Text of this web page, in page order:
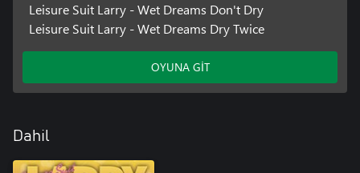
Leisure Suit Larry - Wet Dreams Don't Dry
Leisure Suit Larry - Wet Dreams Dry Twice
OYUNA GİT
Dahil